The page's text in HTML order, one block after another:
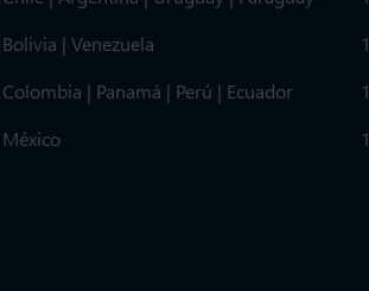
Bolivia | Venezuela
Colombia | Panamá | Perú | Ecuador
México